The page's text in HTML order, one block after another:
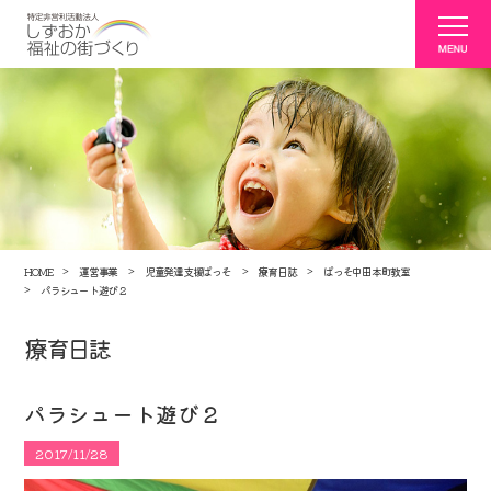
HOME 運営事業 児童発達支援ぱっそ 療育日誌
ぱっそ中田本町教室
パラシュート遊び２
療育日誌
パラシュート遊び２
2017/11/28